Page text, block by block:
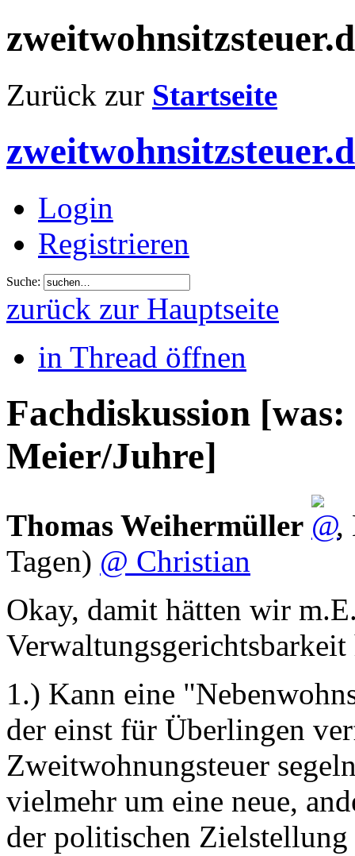
Zurück zur Startseite
Login
Registrieren
Suche:
zurück zur Hauptseite
in Thread öffnen
Fachdiskussion
Meier/Juhre]
Thomas Weihermüller ,
Tagen) @ Christian
Okay, damit hätten wir
Verwaltungsgerichtsbarkeit
1.) Kann eine
der einst für Überlingen
Zweitwohnungsteuer
vielmehr um eine neue,
der politischen